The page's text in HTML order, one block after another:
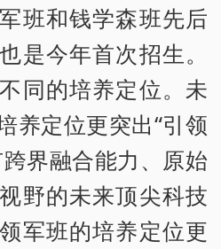
班和钱学森班先后
是今年首次招生。
同的培养定位。未
养定位更突出“引领
界融合能力、原始
野的未来顶尖科技
军班的培养定位更